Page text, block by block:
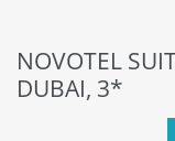
NOVOTEL
DUBAI, 3*